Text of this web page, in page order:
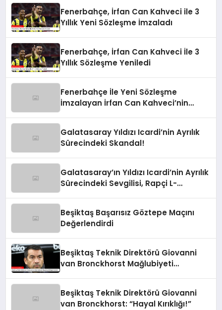
Fenerbahçe, İrfan Can Kahveci ile 3
Yıllık Yeni Sözleşme İmzaladı
Fenerbahçe, İrfan Can Kahveci İle 3
Yıllık Sözleşme Yeniledi
Fenerbahçe İle Yeni Sözleşme
İmzalayan İrfan Can Kahveci’nin
Galatasaray Yıldızı Icardi’nin Ayrılık
Sürecindeki Skandal!
Galatasaray’ın Yıldızı Icardi’nin Ayrılık
Sürecindeki Sevgilisi, Rapçi L-
Beşiktaş Başarısız Göztepe Maçını
Değerlendirdi
Beşiktaş Teknik Direktörü Giovanni
van Bronckhorst Mağlubiyeti
Beşiktaş Teknik Direktörü Giovanni
van Bronckhorst: “Hayal Kırıklığı!”